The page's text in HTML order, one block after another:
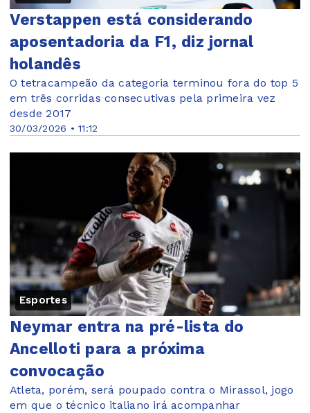
30/03/2026 • 11:12
Verstappen está considerando
aposentadoria da F1, diz jornal
holandês
O tetracampeão da categoria terminou fora do top 5
em três corridas consecutivas pela primeira vez
desde 2017
Esportes
Neymar entra na pré-lista do
Ancelloti para a próxima
convocação
Atleta, porém, será poupado contra o Mirassol, jogo
em que o técnico italiano irá acompanhar